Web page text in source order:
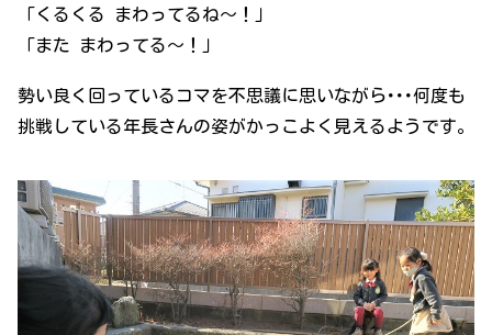
「くるくる まわってるね～！」
「また まわってる～！」
勢い良く回っているコマを不思議に思いながら･･･何度も
挑戦している年長さんの姿がかっこよく見えるようです。